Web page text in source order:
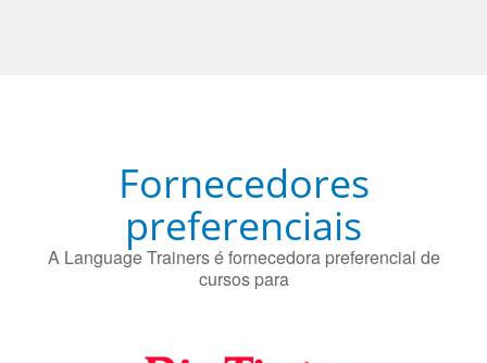
Fornecedores
preferenciais
A Language Trainers é fornecedora preferencial de
cursos para